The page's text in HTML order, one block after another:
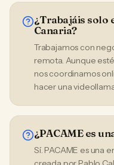
¿Trabajáis solo
Canaria?
Trabajamos con
remota. Aunque
nos coordinamos
hacer una
¿PACAME es
Sí. PACAME es una